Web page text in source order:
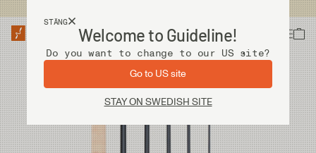
STÄNG
Welcome to Guideline!
Do you want to change to our US site?
Go to US site
STAY ON SWEDISH SITE